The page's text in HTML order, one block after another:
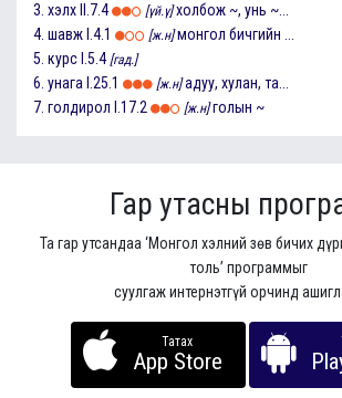
3. хэлх II.7.4 [үй.ү] холбож ~, унь ~...
4. шавж I.4.1 [ж.н] монгол бичгийн ...
5. курс I.5.4 [гад.]
6. унага I.25.1 [ж.н] адуу, хулан, та...
7. голдирол I.17.2 [ж.н] голын ~
Гар утасны
Та гар утсандаа ‘Монгол хэлний зөв бичих
толь’ программыг
суулгаж интернэтгүй орчинд
Татах
App Store